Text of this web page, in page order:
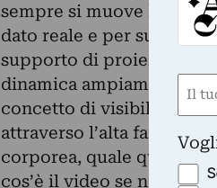
sempre si muove la
dato reale e per sua
supporto di proiezione
dinamica ampiamente
concetto di visibilità,
attraverso l’alta fantasia,
corporea, quale quella
cos’è il video se non un
Nome